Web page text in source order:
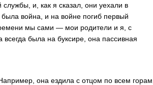
и, как я сказал, они уехали в
война, и на войне погиб первый
мы сами — мои родители и я, с
была на буксире, она пассивная
она ездила с отцом по всем горам,